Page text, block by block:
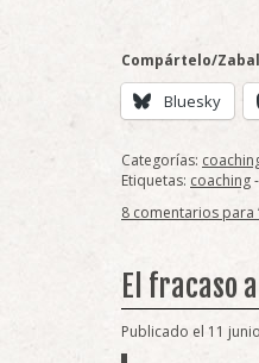
Compártelo/
Bluesky
Categorías:
Etiquetas: coaching-
8 comentarios para
El fracaso
Publicado el 11